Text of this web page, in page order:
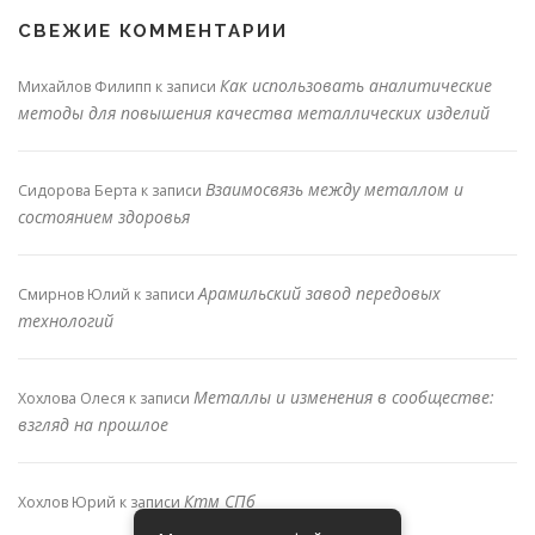
СВЕЖИЕ КОММЕНТАРИИ
Михайлов Филипп к записи Как использовать аналитические
методы для повышения качества металлических изделий
Сидорова Берта к записи Взаимосвязь между металлом и
состоянием здоровья
Смирнов Юлий к записиАрамильский завод передовых
технологий
Хохлова Олеся к записи Металлы и изменения в сообществе:
взгляд на прошлое
Хохлов Юрий к записи Ктм СПб